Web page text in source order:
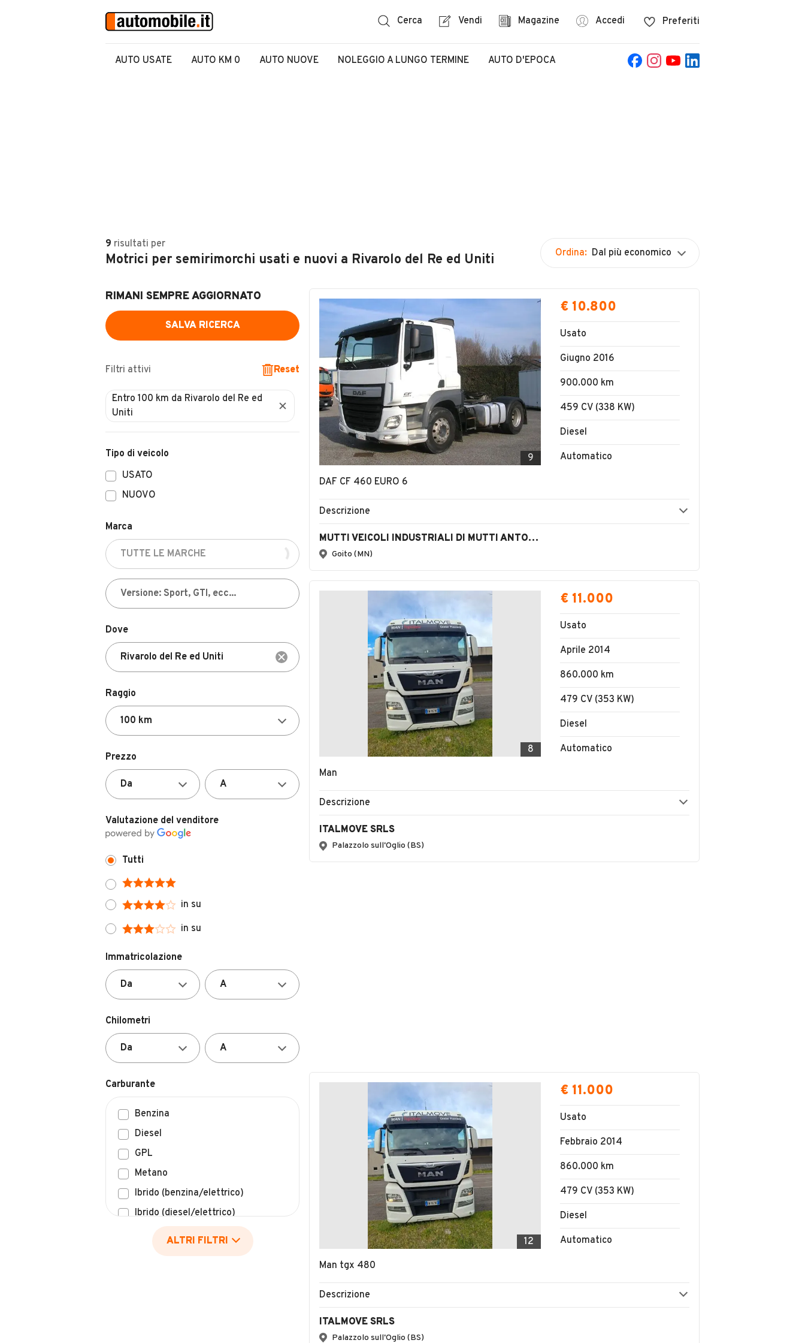
Cerca Vendi Magazine Accedi Preferiti
AUTO USATE AUTO KM 0 AUTO NUOVE NOLEGGIO A LUNGO TERMINE AUTO D'EPOCA
9 risultati per
Motrici per semirimorchi usati e nuovi a Rivarolo del Re ed Uniti Ordina: Dal più economico
RIMANI SEMPRE AGGIORNATO
SALVA RICERCA
Filtri attivi Reset
USATO
NUOVO
Benzina
Diesel
GPL
Metano
Ibrido (benzina/elettrico)
Ibrido (diesel/elettrico)
Elettrico
Idrogeno
ALTRI FILTRI
9
DAF CF 460 EURO 6
€ 10.800
Usato
Giugno 2016
900.000 km
459 CV (338 KW)
Diesel
Automatico
Descrizione
MUTTI VEICOLI INDUSTRIALI DI MUTTI ANTONIO E STEFANO S.N.C.
Goito (MN)
8
Man
€ 11.000
Usato
Aprile 2014
860.000 km
479 CV (353 KW)
Diesel
Automatico
Descrizione
ITALMOVE SRLS
Palazzolo sull'Oglio (BS)
12
Man tgx 480
€ 11.000
Usato
Febbraio 2014
860.000 km
479 CV (353 KW)
Diesel
Automatico
Descrizione
ITALMOVE SRLS
Palazzolo sull'Oglio (BS)